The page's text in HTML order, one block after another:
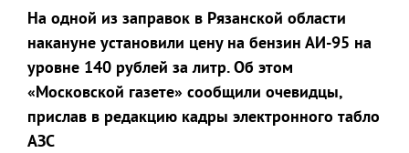
На одной из заправок в Рязанской области
накануне установили цену на бензин АИ-95 на
уровне 140 рублей за литр. Об этом
«Московской газете» сообщили очевидцы,
прислав в редакцию кадры электронного табло
АЗС